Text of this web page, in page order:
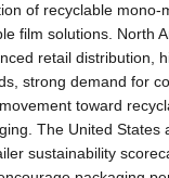
of recyclable mono-
film solutions. North
retail distribution,
strong demand for
toward
The United States
sustainability